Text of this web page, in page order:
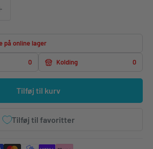
på online lager
0 Kolding 0
Tilføj til kurv
Tilføj til favoritter